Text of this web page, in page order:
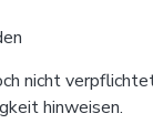
nicht
hinweisen.